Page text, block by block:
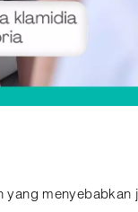
menyebabkan